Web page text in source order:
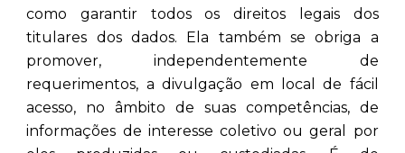
como garantir todos os direitos legais dos
titulares dos dados. Ela também se obriga a
promover, independentemente de
requerimentos, a divulgação em local de fácil
acesso, no âmbito de suas competências, de
informações de interesse coletivo ou geral por